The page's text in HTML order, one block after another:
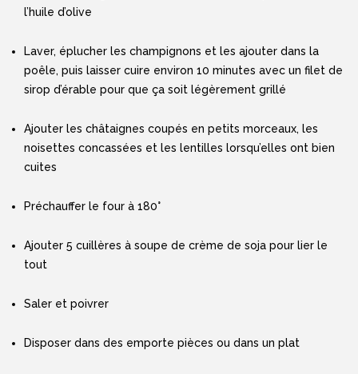
l’huile d’olive
Laver, éplucher les champignons et les ajouter dans la
poêle, puis laisser cuire environ 10 minutes avec un filet de
sirop d’érable pour que ça soit légèrement grillé
Ajouter les châtaignes coupés en petits morceaux, les
noisettes concassées et les lentilles lorsqu’elles ont bien
cuites
Préchauffer le four à 180°
Ajouter 5 cuillères à soupe de crème de soja pour lier le
tout
Saler et poivrer
Disposer dans des emporte pièces ou dans un plat